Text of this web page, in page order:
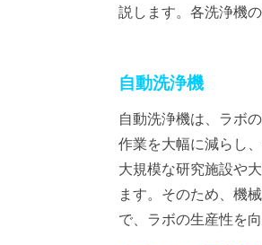
説します。各洗浄機
自動洗浄機
自動洗浄機は、ラボ
作業を大幅に減らし
大規模な研究施設や
ます。そのため、機
で、ラボの生産性を